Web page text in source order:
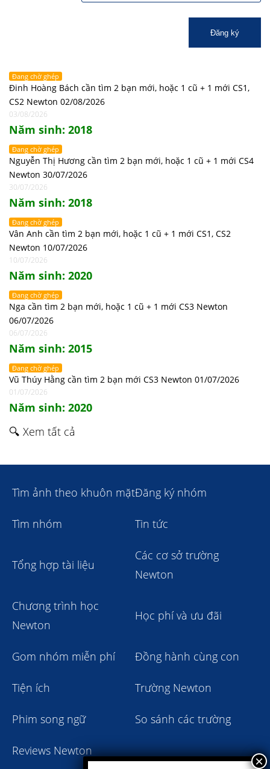
Đăng ký
Đang chờ ghép
Đinh Hoàng Bách cần tìm 2 bạn mới, hoặc 1 cũ + 1 mới CS1,
CS2 Newton 02/08/2026
03/08/2026
Năm sinh: 2018
Đang chờ ghép
Nguyễn Thị Hương cần tìm 2 bạn mới, hoặc 1 cũ + 1 mới CS4
Newton 30/07/2026
30/07/2026
Năm sinh: 2018
Đang chờ ghép
Vân Anh cần tìm 2 bạn mới, hoặc 1 cũ + 1 mới CS1, CS2
Newton 10/07/2026
10/07/2026
Năm sinh: 2020
Đang chờ ghép
Nga cần tìm 2 bạn mới, hoặc 1 cũ + 1 mới CS3 Newton
06/07/2026
06/07/2026
Năm sinh: 2015
Đang chờ ghép
Vũ Thúy Hằng cần tìm 2 bạn mới CS3 Newton 01/07/2026
01/07/2026
Năm sinh: 2020
🔍 Xem tất cả
Tìm ảnh theo khuôn mặtĐăng ký nhóm
Tìm nhóm Tin tức
Tổng hợp tài liệu
Các cơ sở trường
Newton
Chương trình học
Newton
Học phí và ưu đãi
Gom nhóm miễn phí Đồng hành cùng con
Tiện ích Trường Newton
Phim song ngữ So sánh các trường
Reviews Newton